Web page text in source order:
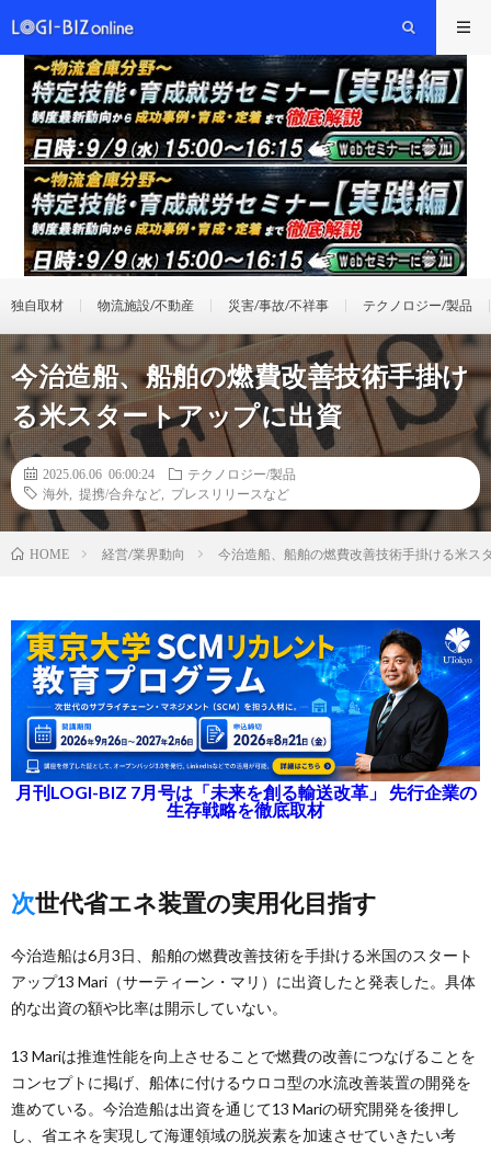
独自取材 物流施設/不動産 災害/事故/不祥事 テクノロジー/製品
今治造船、船舶の燃費改善技術手掛け
る米スタートアップに出資
2025.06.06 06:00:24
テクノロジー/製品
海外
提携/合弁など プレスリリースなど
HOME 経営/業界動向 今治造船、船舶の燃費改善技術手掛ける米ス
月刊LOGI-BIZ 7月号は「未来を創る輸送改革」 先行企業の
生存戦略を徹底取材
次世代省エネ装置の実用化目指す
今治造船は6月3日、船舶の燃費改善技術を手掛ける米国のスタート
アップ13 Mari（サーティーン・マリ）に出資したと発表した。具体
的な出資の額や比率は開示していない。
13 Mariは推進性能を向上させることで燃費の改善につなげることを
コンセプトに掲げ、船体に付けるウロコ型の水流改善装置の開発を
進めている。今治造船は出資を通じて13 Mariの研究開発を後押し
し、省エネを実現して海運領域の脱炭素を加速させていきたい考